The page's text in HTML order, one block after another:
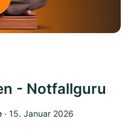
- Notfallguru
‧ 15. Januar 2026